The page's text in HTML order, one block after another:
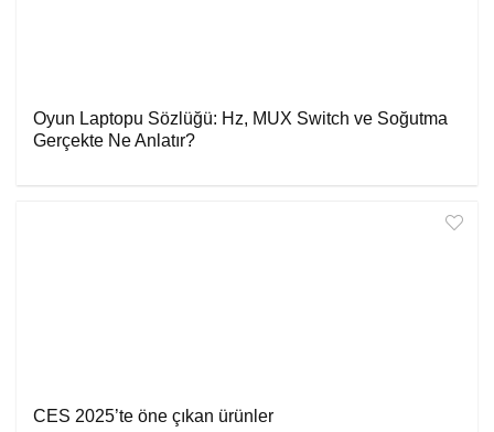
Oyun Laptopu Sözlüğü: Hz, MUX Switch ve Soğutma
Gerçekte Ne Anlatır?
CES 2025’te öne çıkan ürünler